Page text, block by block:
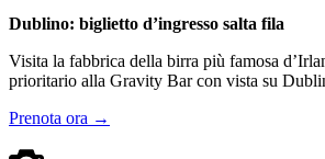
Dublino: biglietto d’ingresso salta fila
Visita la fabbrica della birra più famosa
prioritario alla Gravity Bar con vista su
Prenota ora →